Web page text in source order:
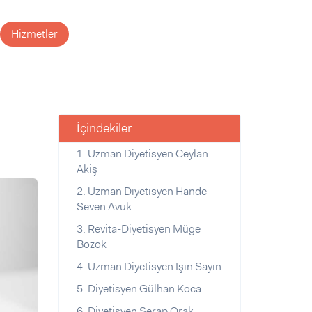
Hizmetler
İçindekiler
1. Uzman Diyetisyen Ceylan
Akiş
2. Uzman Diyetisyen Hande
Seven Avuk
3. Revita-Diyetisyen Müge
Bozok
4. Uzman Diyetisyen Işın Sayın
5. Diyetisyen Gülhan Koca